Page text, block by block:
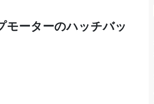
モーターのハッチバッ